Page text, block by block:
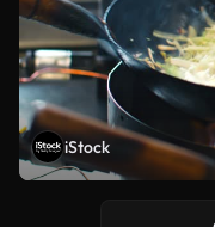
iStock